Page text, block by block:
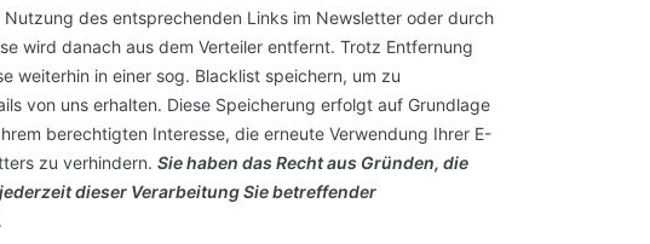
des entsprechenden Links im Newsletter oder durch
wird danach aus dem Verteiler entfernt. Trotz Entfernung
weiterhin in einer sog. Blacklist speichern, um zu
von uns erhalten. Diese Speicherung erfolgt auf Grundlage
berechtigten Interesse, die erneute Verwendung Ihrer E-
zu verhindern. Sie haben das Recht aus Gründen, die
dieser Verarbeitung Sie betreffender